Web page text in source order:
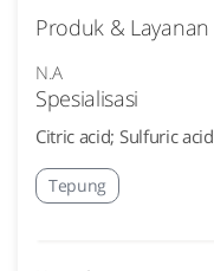
Produk & Layanan
N.A
Spesialisasi
Citric acid; Sulfuric
Tepung